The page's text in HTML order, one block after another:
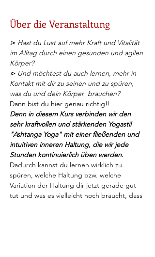
Über die Veranstaltung
⋗ Hast du Lust auf mehr Kraft und Vitalität
im Alltag durch einen gesunden und agilen
Körper?
⋗ Und möchtest du auch lernen, mehr in
Kontakt mit dir zu seinen und zu spüren,
was du und dein Körper  brauchen?
Dann bist du hier genau richtig!!
Denn in diesem Kurs verbinden wir den
sehr kraftvollen und stärkenden Yogastil
"Ashtanga Yoga" mit einer fließenden und
intuitiven inneren Haltung, die wir jede
Stunden kontinuierlich üben werden.
Dadurch kannst du lernen wirklich zu
spüren, welche Haltung bzw. welche
Variation der Haltung dir jetzt gerade gut
tut und was es vielleicht noch braucht, dass